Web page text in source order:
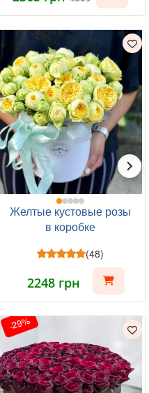
Желтые кустовые розы
в коробке
(48)
2248 грн
-29%